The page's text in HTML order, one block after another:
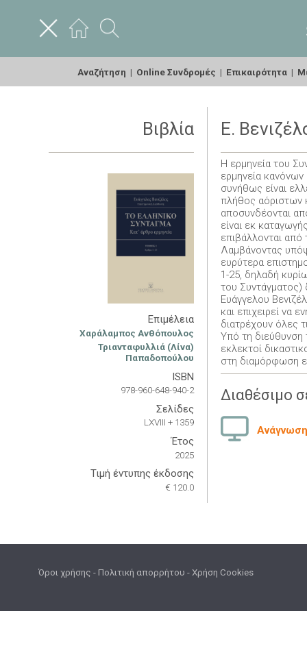
Αναζήτηση | Online Συνδρομές | Επικαιρότητα |
Βιβλία
Επιμέλεια
Χαράλαμπος Ανθόπουλος
Τριανταφυλλιά (Λίνα)
Παπαδοπούλου
ISBN
978-960-648-940-2
Σελίδες
LXVIII + 1359
Έτος
2025
Τιμή έντυπης έκδοσης
€ 120.0
Ε.
Η ερμηνεία του
ερμηνεία
συνήθως είναι
πλήθος αόριστων
αποσυνδέονται
είναι εκ
επιβάλλονται από
Λαμβάνοντας
ευρύτερα
1-25, δηλαδή
του Συντάγματος)
Ευάγγελου
και επιχειρεί να
διατρέχουν όλες
Υπό τη διεύθυνση
εκλεκτοί
στη διαμόρφωση
Διαθέσιμο
Όροι χρήσης -Πολιτική απορρήτου -Χρήση Cookies